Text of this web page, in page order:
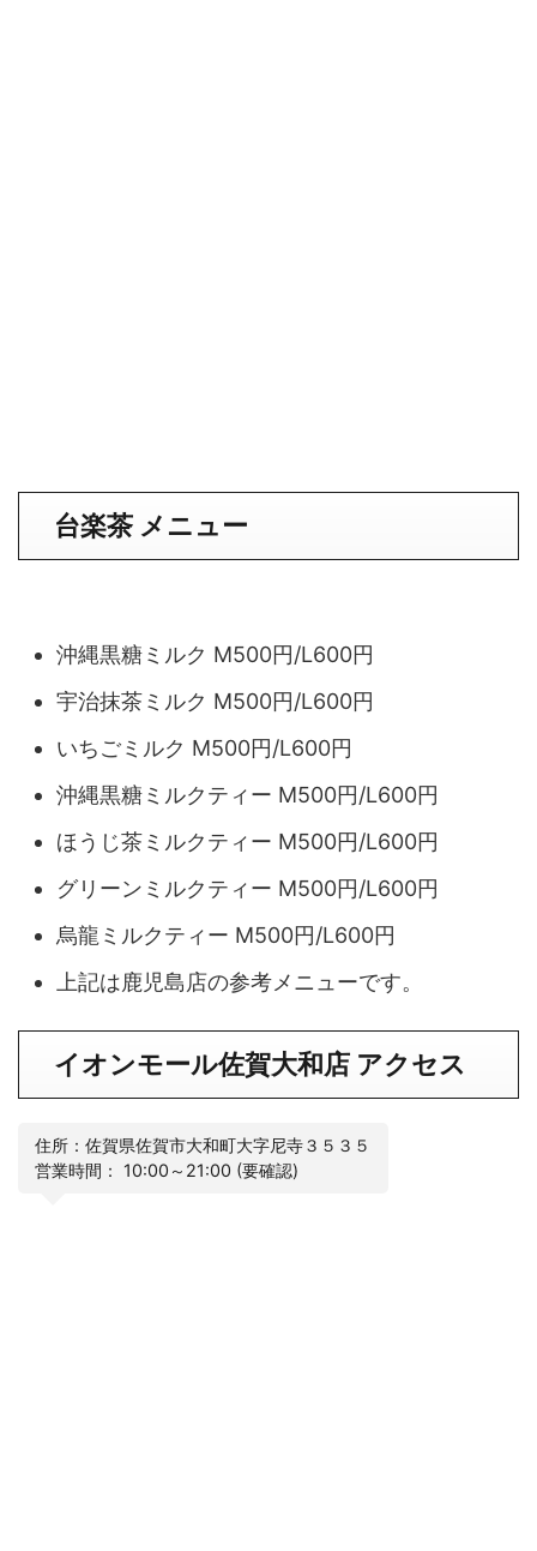
台楽茶 メニュー
沖縄黒糖ミルク M500円/L600円
宇治抹茶ミルク M500円/L600円
いちごミルク M500円/L600円
沖縄黒糖ミルクティー M500円/L600円
ほうじ茶ミルクティー M500円/L600円
グリーンミルクティー M500円/L600円
烏龍ミルクティー M500円/L600円
上記は鹿児島店の参考メニューです。
イオンモール佐賀大和店 アクセス
住所：佐賀県佐賀市大和町大字尼寺３５３５
営業時間： 10:00～21:00 (要確認)